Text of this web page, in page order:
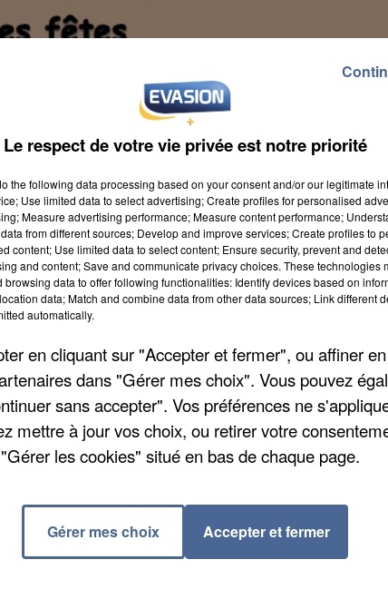
et Cash".
se faire à l'idée", ou "Cas barré", la troupe au complet a
par Laurent ioos et mis en scène par Stéphanie Robert
habitude avec leur bande d’amis, de jouer les mêmes
passer une bonne soirée tous ensemble. Seulement le jour
à dépenser leurs gains avant même de les avoir
aux règlements de comptes, en s’apercevant que le
Eure
Le respect de votre vie privée est notre priorité
the following data processing based on your consent and/or our legitimate
Use limited data to select advertising; Create profiles for personalised
Measure advertising performance; Measure content performance;
from different sources; Develop and improve services; Create profiles to
content; Use limited data to select content; Ensure security, prevent and
and content; Save and communicate privacy choices. These technologies
browsing data to offer following functionalities: Identify devices based on
data; Match and combine data from other data sources; Link different
automatically.
en cliquant sur "Accepter et fermer", ou affiner
dans "Gérer mes choix". Vous pouvez
sans accepter". Vos préférences ne
mettre à jour vos choix, ou retirer votre
les cookies" situé en bas de chaque page.
Gérer mes choix Accepter et fermer